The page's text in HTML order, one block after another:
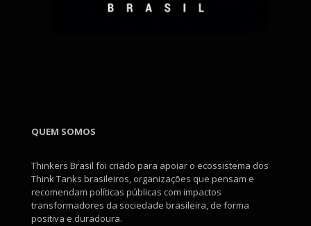
QUEM SOMOS
Thinkers Brasil foi criado para apoiar o ecossistema dos
Think Tanks brasileiros, organizações que pensam e
recomendam políticas públicas com impactos
transformadores da sociedade brasileira, de forma
positiva e duradoura.